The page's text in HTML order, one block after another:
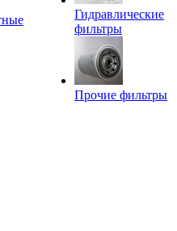
Гидравлические
фильтры
Прочие фильтры